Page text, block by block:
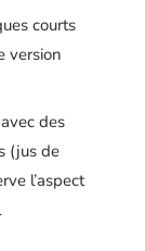
courts
version
des
(jus de
l’aspect